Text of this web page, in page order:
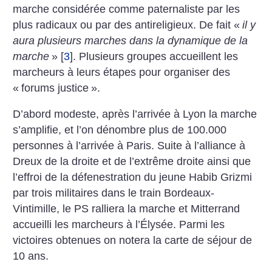
marche considérée comme paternaliste par les
plus radicaux ou par des antireligieux. De fait « il y
aura plusieurs marches dans la dynamique de la
marche » [3]. Plusieurs groupes accueillent les
marcheurs à leurs étapes pour organiser des
« forums justice ».
D’abord modeste, après l’arrivée à Lyon la marche
s’amplifie, et l’on dénombre plus de 100.000
personnes à l’arrivée à Paris. Suite à l’alliance à
Dreux de la droite et de l’extrême droite ainsi que
l’effroi de la défenestration du jeune Habib Grizmi
par trois militaires dans le train Bordeaux-
Vintimille, le PS ralliera la marche et Mitterrand
accueilli les marcheurs à l’Élysée. Parmi les
victoires obtenues on notera la carte de séjour de
10 ans.